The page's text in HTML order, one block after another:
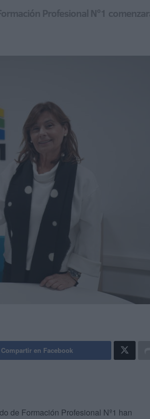
Profesional Nº1
Compartir en Facebook
de Formación Profesional Nº1 han